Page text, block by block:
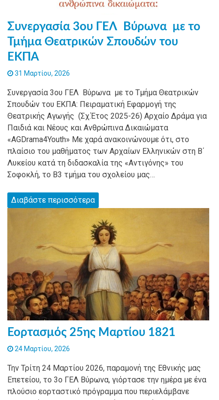
Συνεργασία 3ου ΓΕΛ Βύρωνα με το
Τμήμα Θεατρικών Σπουδών του
ΕΚΠΑ
31 Μαρτίου, 2026
Συνεργασία 3ου ΓΕΛ Βύρωνα με το Τμήμα Θεατρικών
Σπουδών του ΕΚΠΑ: Πειραματική Εφαρμογή της
Θεατρικής Αγωγής (Σχ.Έτος 2025-26) Αρχαίο Δράμα για
Παιδιά και Νέους και Ανθρώπινα Δικαιώματα
«AGDrama4Youth» Με χαρά ανακοινώνουμε ότι, στο
πλαίσιο του μαθήματος των Αρχαίων Ελληνικών στη Β΄
Λυκείου κατά τη διδασκαλία της «Αντιγόνης» του
Σοφοκλή, το Β3 τμήμα του σχολείου μας…
Διαβάστε περισσότερα
Εορτασμός 25ης Μαρτίου 1821
24 Μαρτίου, 2026
Την Τρίτη 24 Μαρτίου 2026, παραμονή της Εθνικής μας
Επετείου, το 3ο ΓΕΛ Βύρωνα, γιόρτασε την ημέρα με ένα
πλούσιο εορταστικό πρόγραμμα που περιελάμβανε